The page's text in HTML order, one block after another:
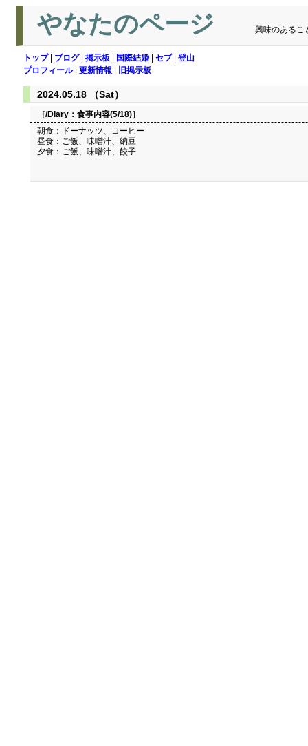
やなたのページ 興味のあるこ
トップ| ブログ| 掲示板 国際結婚 セブ| 登山
プロフィール| 更新情報 旧掲示板
2024.05.18 （Sat）
［/Diary： 食事内容(5/18)］
朝食：ドーナッツ、コーヒー
昼食：ご飯、味噌汁、納豆
夕食：ご飯、味噌汁、餃子